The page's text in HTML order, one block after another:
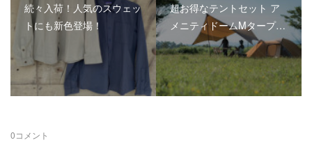
続々入荷！人気のスウェッ
トにも新色登場！
超お得なテントセット ア
メニティドームMタープ…
0コメント